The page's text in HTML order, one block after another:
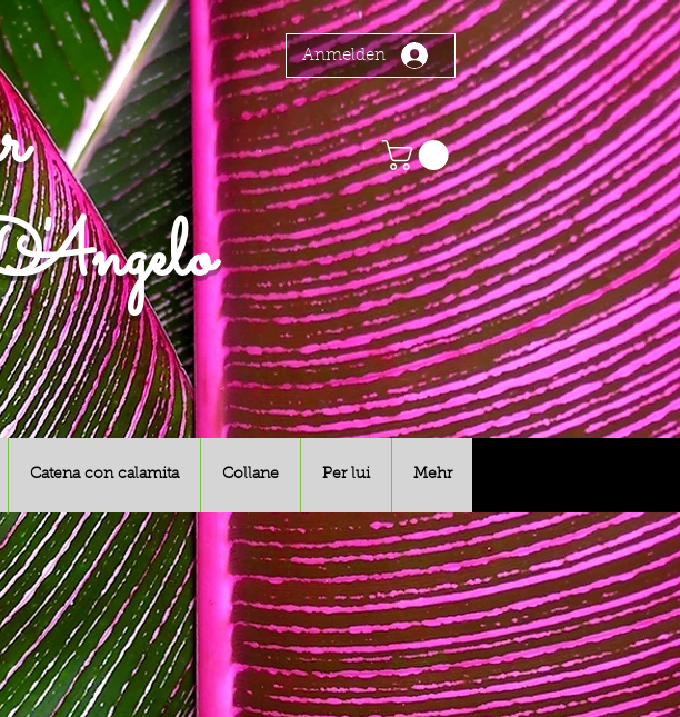
Anmelden
Catena con calamita Collane Per lui Mehr